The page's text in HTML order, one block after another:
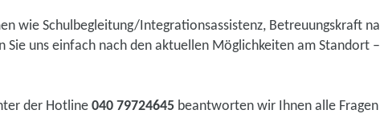
wie Schulbegleitung/Integrationsassistenz, Betreuungskraft
Sie uns einfach nach den aktuellen Möglichkeiten am Standort
der Hotline 040 79724645 beantworten wir Ihnen alle